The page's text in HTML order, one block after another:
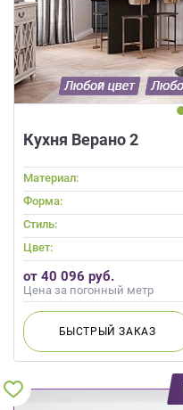
Кухня Верано 2
Материал:
Форма:
Стиль:
Цвет:
от 40 096 руб.
Цена за погонный метр
БЫСТРЫЙЗАКАЗ